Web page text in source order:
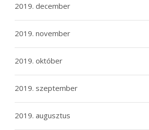
2019. december
2019. november
2019. október
2019. szeptember
2019. augusztus